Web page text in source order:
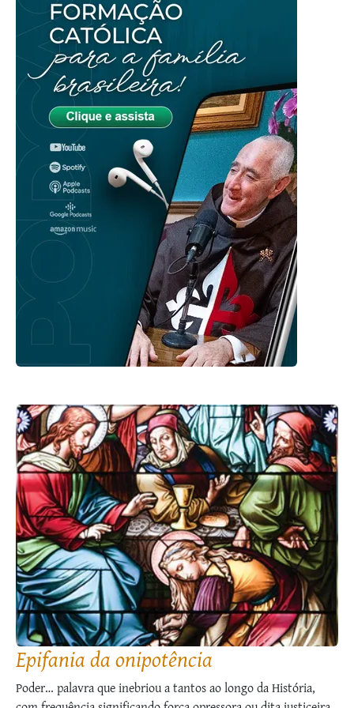
Epifania da onipotência
Poder… palavra que inebriou a tantos ao longo da História,